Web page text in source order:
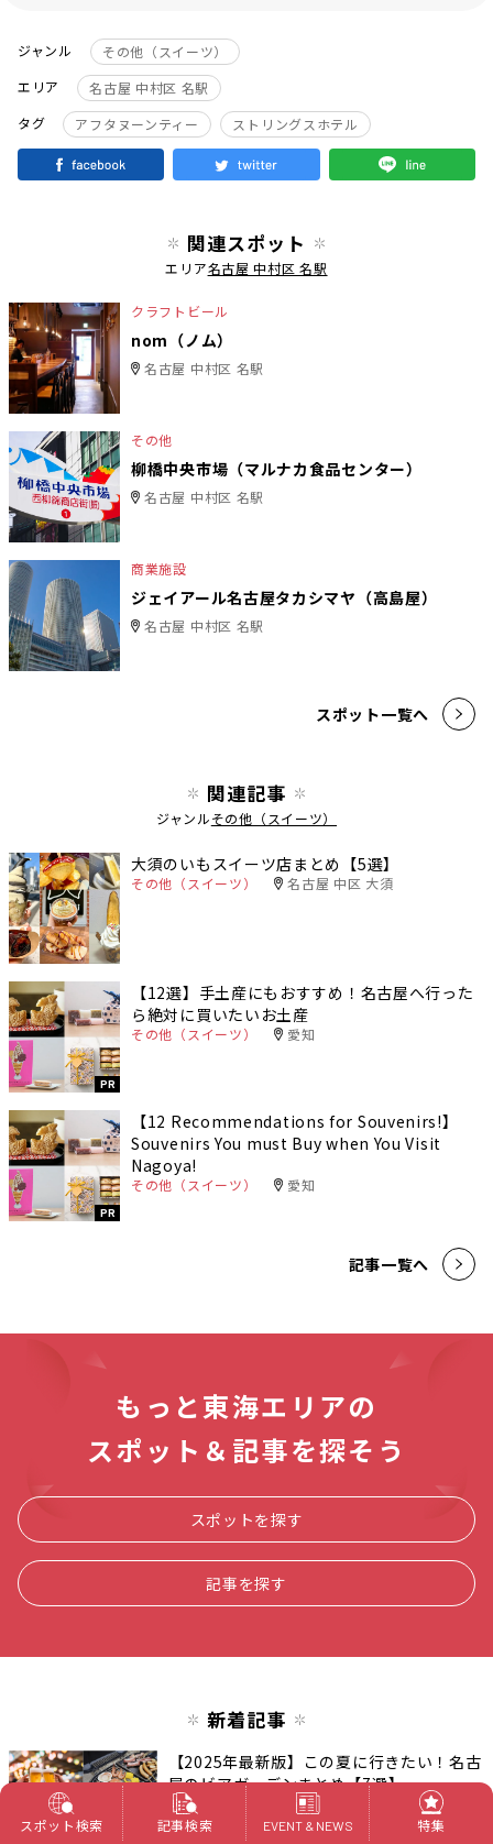
ジャンル
その他（スイーツ）
エリア
名古屋 中村区 名駅
タグ
アフタヌーンティー ストリングスホテル
関連スポット
エリア名古屋 中村区 名駅
クラフトビール
nom（ノム）
名古屋 中村区 名駅
その他
柳橋中央市場（マルナカ食品センター）
名古屋 中村区 名駅
商業施設
ジェイアール名古屋タカシマヤ（高島屋）
名古屋 中村区 名駅
スポット一覧へ
関連記事
ジャンルその他（スイーツ）
大須のいもスイーツ店まとめ【5選】
その他（スイーツ） 名古屋 中区 大須
PR
【12選】手土産にもおすすめ！名古屋へ行った
ら絶対に買いたいお土産
その他（スイーツ） 愛知
PR
【12 Recommendations for Souvenirs!】
Souvenirs You must Buy when You Visit
Nagoya!
その他（スイーツ） 愛知
記事一覧へ
もっと東海エリアの
スポット＆記事を探そう
スポットを探す
記事を探す
新着記事
【2025年最新版】この夏に行きたい！名古
屋のビアガーデンまとめ【7選】
食べる
スポット検索
記事検索 EVENT & NEWS 特集